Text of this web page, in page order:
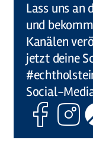
Lass uns an
und
Kanälen
jetzt deine
Social-
Facebook